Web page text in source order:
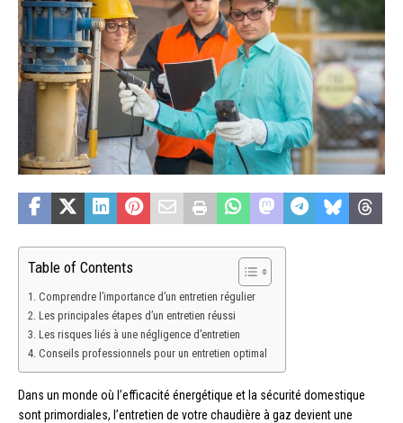
Table of Contents
Comprendre l’importance d’un entretien régulier
Les principales étapes d’un entretien réussi
Les risques liés à une négligence d’entretien
Conseils professionnels pour un entretien optimal
Dans un monde où l’efficacité énergétique et la sécurité domestique
sont primordiales, l’entretien de votre chaudière à gaz devient une